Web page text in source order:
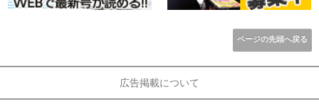
ページの先頭へ戻る
広告掲載について